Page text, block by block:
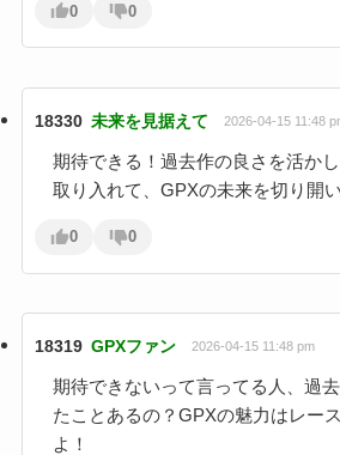
0 0
18330 未来を見据えて 2026-04-15 11:48
期待できる！過去作の良さを活か
取り入れて、GPXの未来を切り開
0 0
18319 GPXファン 2026-04-15 11:48 pm
期待できないって言ってる人、過
たことあるの？GPXの魅力はレー
よ！